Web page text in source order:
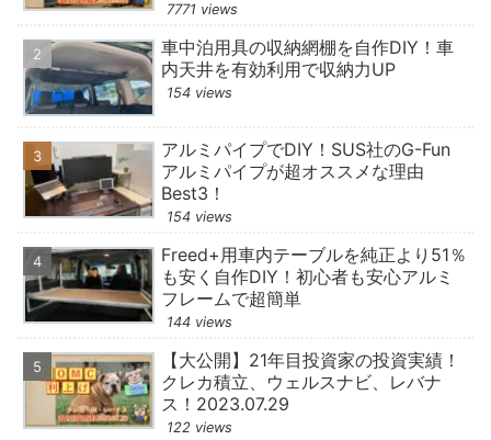
7771 views
車中泊用具の収納網棚を自作DIY！車
内天井を有効利用で収納力UP
154 views
アルミパイプでDIY！SUS社のG-Fun
アルミパイプが超オススメな理由
Best3！
154 views
Freed+用車内テーブルを純正より51％
も安く自作DIY！初心者も安心アルミ
フレームで超簡単
144 views
【大公開】21年目投資家の投資実績！
クレカ積立、ウェルスナビ、レバナ
ス！2023.07.29
122 views